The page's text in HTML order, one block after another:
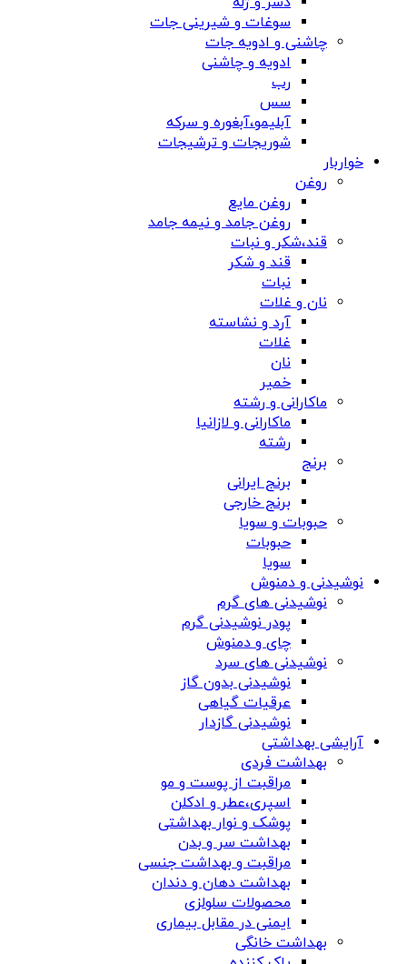
سوغات و شیرینی جات
چاشنی و ادویه جات
ادویه و چاشنی
رب
سس
آبلیمو،آبغوره و سرکه
شوریجات و ترشیجات
خواربار
روغن
روغن مایع
روغن جامد و نیمه جامد
قند،شکر و نبات
قند و شکر
نبات
نان و غلات
آرد و نشاسته
غلات
نان
خمیر
ماکارانی و رشته
ماکارانی و لازانیا
رشته
برنج
برنج ایرانی
برنج خارجی
حبوبات و سویا
حبوبات
سویا
نوشیدنی و دمنوش
نوشیدنی های گرم
پودر نوشیدنی گرم
چای و دمنوش
نوشیدنی های سرد
نوشیدنی بدون گاز
عرقیات گیاهی
نوشیدنی گازدار
آرایشی بهداشتی
بهداشت فردی
مراقبت از پوست و مو
اسپری،عطر و ادکلن
پوشک و نوار بهداشتی
بهداشت سر و بدن
مراقبت و بهداشت جنسی
بهداشت دهان و دندان
محصولات سلولزی
ایمنی در مقابل بیماری
بهداشت خانگی